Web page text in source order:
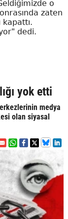
o
zaten
dedi.
yok etti
medya
olan siyasal